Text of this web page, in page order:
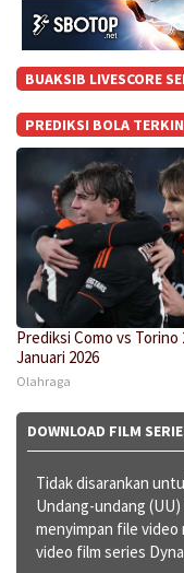
BUAKSIB LIVESCORE
PREDIKSI BOLA
Prediksi Como vs Torino
Januari 2026
Olahraga
DOWNLOAD FILM
Tidak disarankan
Undang-undang
menyimpan file
video film series